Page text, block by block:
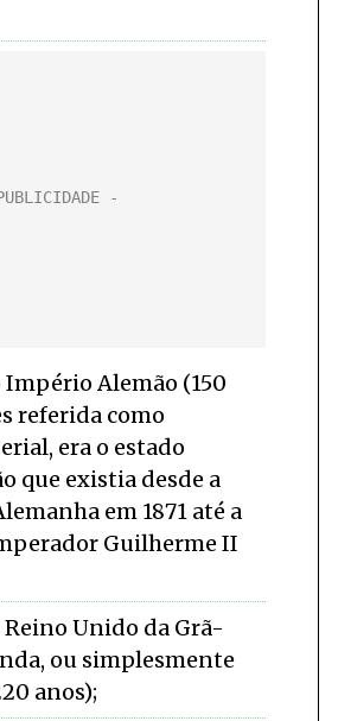
Império Alemão (150
referida como
era o estado
que existia desde a
em 1871 até a
Guilherme II
Reino Unido da Grã-
ou simplesmente
anos)